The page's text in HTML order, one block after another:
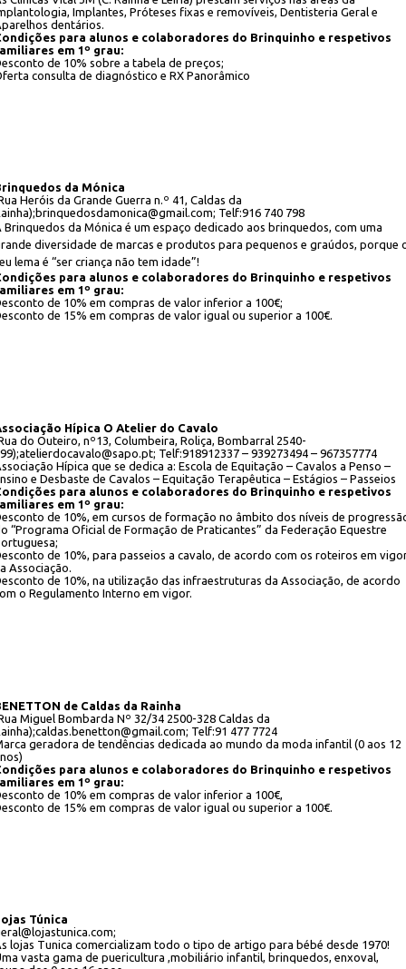
Implantes, Próteses fixas e removíveis, Dentisteria Geral e
dentários.
para alunos e colaboradores do Brinquinho e respetivos
em 1º grau:
de 10% sobre a tabela de preços;
consulta de diagnóstico e RX Panorâmico
da Mónica
Heróis da Grande Guerra n.º 41, Caldas da
om; Telf:916 740 798
Brinquedos da Mónica é um espaço dedicado aos brinquedos, com uma
diversidade de marcas e produtos para pequenos e graúdos, porque
lema é “ser criança não tem idade”!
para alunos e colaboradores do Brinquinho e respetivos
em 1º grau:
de 10% em compras de valor inferior a 100€;
de 15% em compras de valor igual ou superior a 100€.
Hípica O Atelier do Cavalo
do Outeiro, nº13, Columbeira, Roliça, Bombarral 2540-
Telf:918912337 – 939273494 – 967357774
Hípica que se dedica a: Escola de Equitação – Cavalos a Penso –
e Desbaste de Cavalos – Equitação Terapêutica – Estágios – Passeios
para alunos e colaboradores do Brinquinho e respetivos
em 1º grau:
de 10%, em cursos de formação no âmbito dos níveis de
“Programa Oficial de Formação de Praticantes” da Federação Equestre
de 10%, para passeios a cavalo, de acordo com os roteiros em
Associação.
de 10%, na utilização das infraestruturas da Associação, de acordo
o Regulamento Interno em vigor.
de Caldas da Rainha
Miguel Bombarda Nº 32/34 2500-328 Caldas da
Telf:91 477 7724
geradora de tendências dedicada ao mundo da moda infantil (0 aos 12
para alunos e colaboradores do Brinquinho e respetivos
em 1º grau:
de 10% em compras de valor inferior a 100€,
de 15% em compras de valor igual ou superior a 100€.
Túnica
lojas Tunica comercializam todo o tipo de artigo para bébé desde 1970!
vasta gama de puericultura ,mobiliário infantil, brinquedos, enxoval,